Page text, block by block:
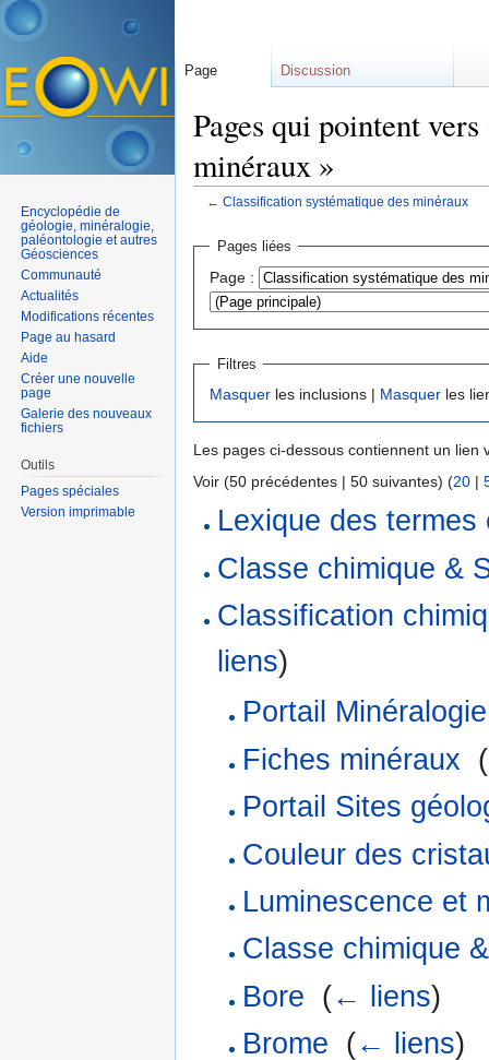
Pages qui pointent
minéraux »
← Classification systématique des minéraux
Pages liées
Page :
Filtres
Masquer les inclusions | Masquer les
Les pages ci-dessous contiennent un lien
Voir (50 précédentes | 50 suivantes) (20 |
Lexique des
Classe chimique &
Classification
liens)
Portail Minéralogie
Fiches minéraux (
Portail Sites
Couleur des
Luminescence et
Classe chimique
Bore (← liens)
Brome (← liens)
Page Discussion
Encyclopédie de
géologie, minéralogie,
paléontologie et autres
Géosciences
Communauté
Actualités
Modifications récentes
Page au hasard
Aide
Créer une nouvelle
page
Galerie des nouveaux
fichiers
Outils
Pages spéciales
Version imprimable